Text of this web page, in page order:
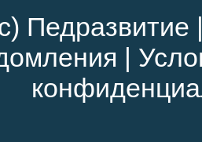
Педразвитие
|